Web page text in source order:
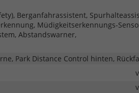
Berganfahrassistent,
Müdigkeitserkennungs-
Abstandswarner,
Park Distance Control hinten,